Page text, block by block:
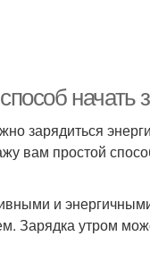
начать
зарядиться
вам простой
и
Зарядка утром